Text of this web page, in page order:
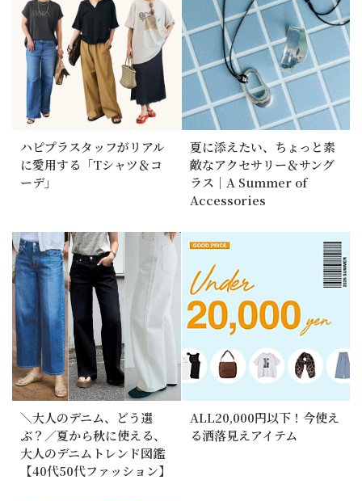
ハピプラスタッフがリアル
に愛用する「Tシャツ＆コ
ーデ」
夏に添えたい、ちょっと素
敵なアクセサリー＆サング
ラス｜A Summer of
Accessories
＼大人のデニム、どう選
ぶ？／夏から秋に使える、
大人のデニムトレンド図鑑
【40代50代ファッション】
ALL20,000円以下！今使え
る洒落見えアイテム